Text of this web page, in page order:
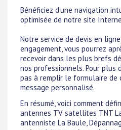
Bénéficiez d'une navigation
optimisée de notre site
Notre service de devis en
engagement, vous pourrez
recevoir dans les plus brefs
nos professionnels. Pour plus
pas à remplir le formulaire de
message personnalisé.
En résumé, voici comment
antennes TV satellites TNT
antenniste La Baule,